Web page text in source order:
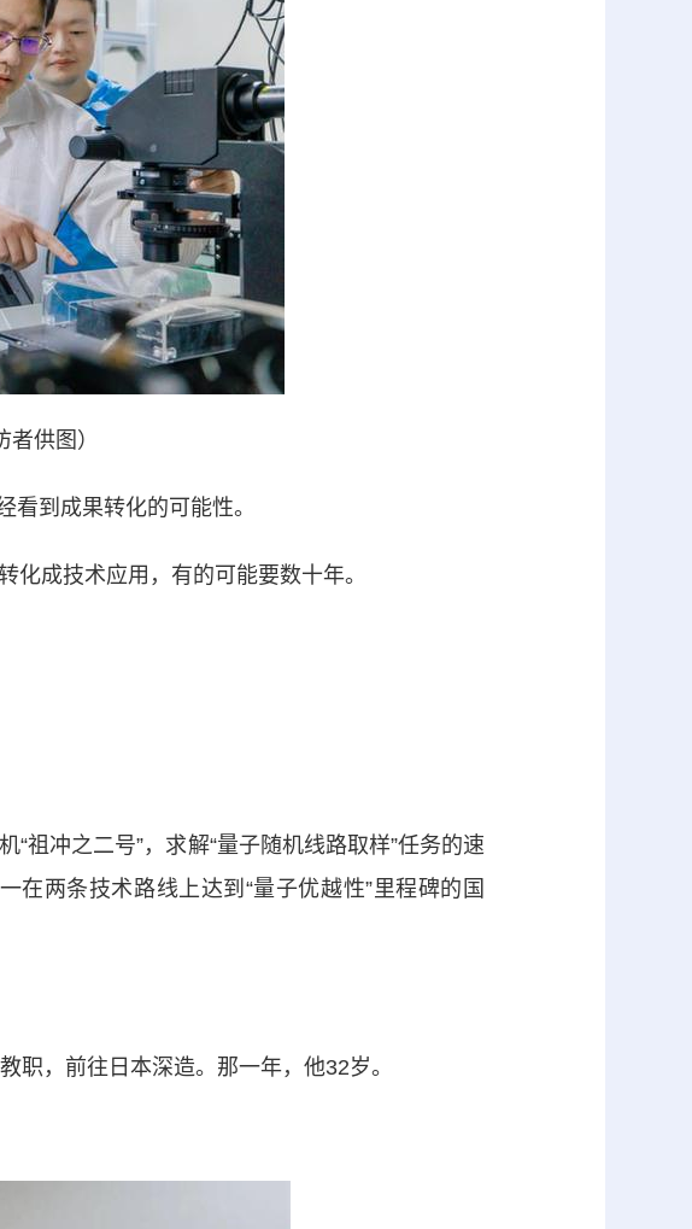
供图）
到成果转化的可能性。
成技术应用，有的可能要数十年。
冲之二号”，求解“量子随机线路取样”任务的速
两条技术路线上达到“量子优越性”里程碑的国
，前往日本深造。那一年，他32岁。